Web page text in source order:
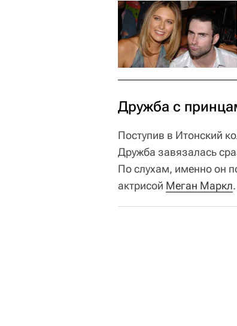
Дружба с
Поступив в Итонский
Дружба завязалась
По слухам, именно он
актрисой Меган Маркл.